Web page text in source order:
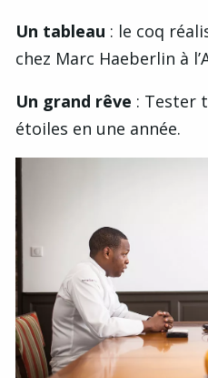
Un tableau : le coq
chez Marc Haeberlin à
Un grand rêve : Tester
étoiles en une année.